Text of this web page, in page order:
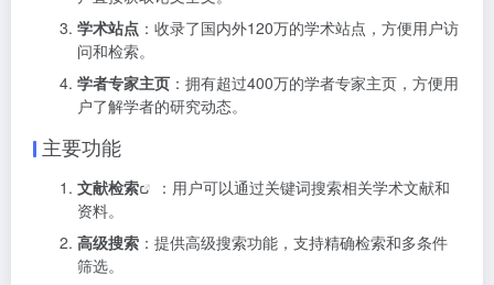
学术站点 ：收录了国内外120万的学术站点，方便用户访
问和检索。
学者专家主页 ：拥有超过400万的学者专家主页，方便用
户了解学者的研究动态。
主要功能
文献检索
：用户可以通过关键词搜索相关学术文献和
资料。
高级搜索 ：提供高级搜索功能，支持精确检索和多条件
筛选。